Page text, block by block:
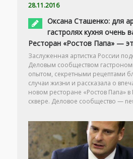
28.11.2016
Оксана Сташенко: для
гастролях кухня очень
Ресторан «Ростов Папа» —
Заслуженная артистка России
Деловым сообществом
опытом, секретными рецептами
случаи жизни и рассказала о
новом ресторане «Ростов Папа»
сквере. Деловое сообщество —